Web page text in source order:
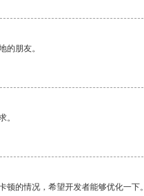
的朋友。
。
的情况，希望开发者能够优化一下。